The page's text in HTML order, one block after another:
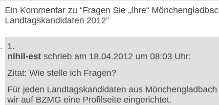
Ein Kommentar zu “Fragen Sie „Ihre“
Landtagskandidaten 2012”
1.
nihil-est schrieb am 18.04.2012 um 08:03 Uhr:
Zitat: Wie stelle ich Fragen?
Für jeden Landtagskandidaten aus
wir auf BZMG eine Profilseite eingerichtet.